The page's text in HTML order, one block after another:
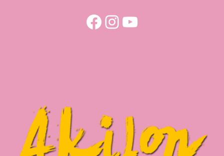
Facebook
Instagram
YouTube